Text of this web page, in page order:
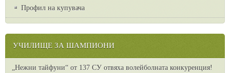
Профил на купувача
УЧИЛИЩЕ ЗА ШАМПИОНИ
„Нежни тайфуни“ от 137 СУ отвяха волейболната конкуренция!